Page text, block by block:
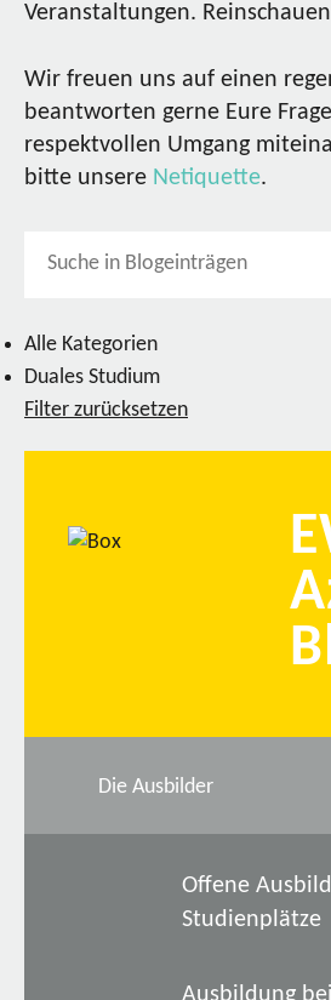
Veranstaltungen.
Wir freuen uns auf einen
beantworten gerne Eure
respektvollen Umgang
bitte unsere Netiquette.
Alle Kategorien
Duales Studium
Filter zurücksetzen
Die Ausbilder
Offene
Studienplätze
Ausbildung